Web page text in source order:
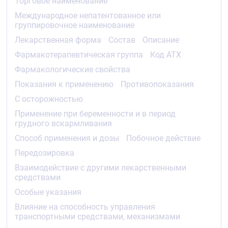
продырявленный), петидином. Перерыв между
отменой разагилина и началом терапии этими
лекарственными препаратами должен
Печеночная недостаточность средней и
тяжелой степени (классы В и С по шкале
Детский возраст до 18 лет (нет данных об
эффективности и безопасности).
С осторожностью
Печеночная недостаточность легкой степени
(класс А по шкале Чайлд-Пью) одновременное
применение с селективными ингибиторами
обратного захвата серотонина (СИОЗС) (в том
числе флуоксетином, флувоксамином),
селективными ингибиторами обратного захвата
серотонина и норадреналина (СИОЗСН),
трициклическими и тетрациклическими
антидепрессантами, мощными ингибиторами
изофермента CYP1А2.
Международное непатентованное или
группировочное наименование
Лекарственная форма
Состав
Описание
Фармакотерапевтическая группа
Код АТХ
Фармакологические свойства
Показания к применению
Противопоказания
С осторожностью
Применение при беременности и в период
грудного вскармливания
Способ применения и дозы
Побочное действие
Передозировка
Взаимодействие с другими лекарственными
средствами
Особые указания
Влияние на способность управления
транспортными средствами, механизмами